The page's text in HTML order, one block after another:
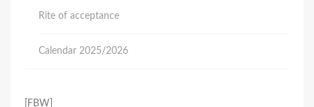
Rite of acceptance
Calendar 2025/2026
[FBW]